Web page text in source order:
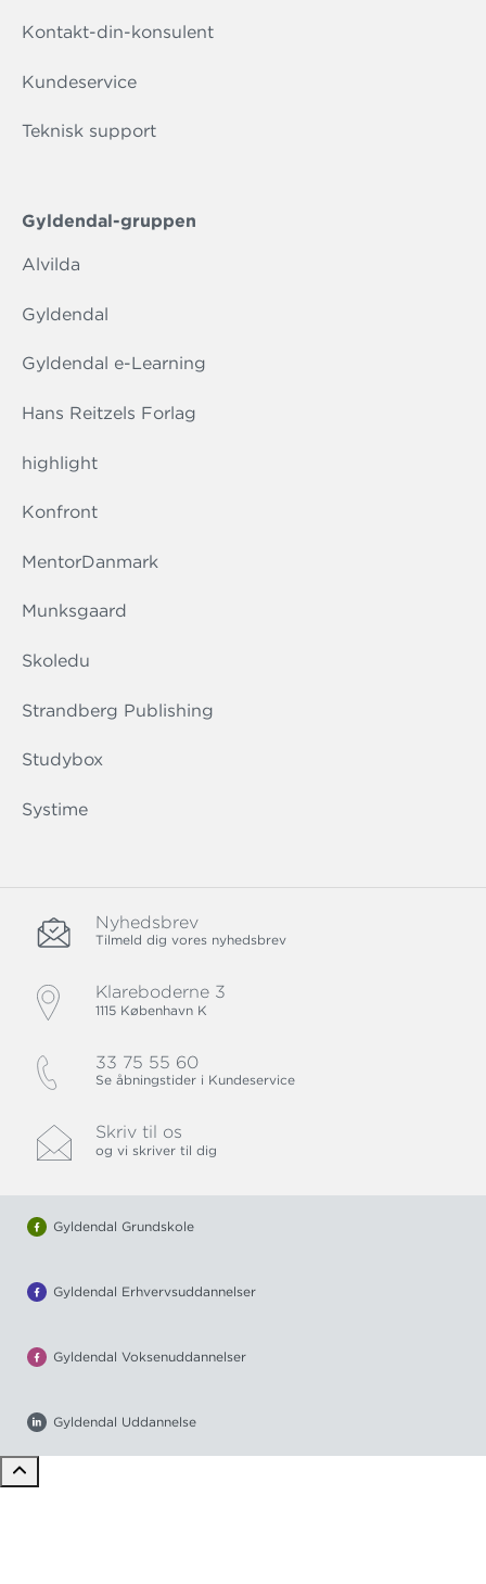
Kontakt-din-konsulent
Kundeservice
Teknisk support
Gyldendal-gruppen
Alvilda
Gyldendal
Gyldendal e-Learning
Hans Reitzels Forlag
highlight
Konfront
MentorDanmark
Munksgaard
Skoledu
Strandberg Publishing
Studybox
Systime
Nyhedsbrev
Tilmeld dig vores nyhedsbrev
Klareboderne 3
1115 København K
33 75 55 60
Se åbningstider i Kundeservice
Skriv til os
og vi skriver til dig
Gyldendal Grundskole
Gyldendal Erhvervsuddannelser
Gyldendal Voksenuddannelser
Gyldendal Uddannelse